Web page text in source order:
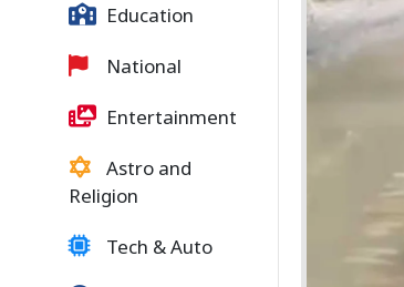
Education
National
Entertainment
Astro and
Religion
Tech & Auto